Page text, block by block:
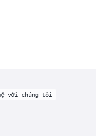
với chúng tôi